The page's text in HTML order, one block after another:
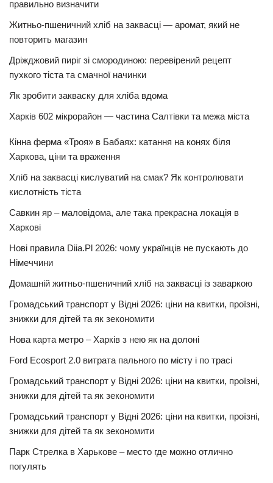
правильно визначити
Житньо-пшеничний хліб на заквасці — аромат, який не
повторить магазин
Дріжджовий пиріг зі смородиною: перевірений рецепт
пухкого тіста та смачної начинки
Як зробити закваску для хліба вдома
Харків 602 мікрорайон — частина Салтівки та межа міста
Кінна ферма «Троя» в Бабаях: катання на конях біля
Харкова, ціни та враження
Хліб на заквасці кислуватий на смак? Як контролювати
кислотність тіста
Савкин яр – маловідома, але така прекрасна локація в
Харкові
Нові правила Diia.Pl 2026: чому українців не пускають до
Німеччини
Домашній житньо-пшеничний хліб на заквасці із заваркою
Громадський транспорт у Відні 2026: ціни на квитки, проїзні,
знижки для дітей та як зекономити
Нова карта метро – Харків з нею як на долоні
Ford Ecosport 2.0 витрата пального по місту і по трасі
Громадський транспорт у Відні 2026: ціни на квитки, проїзні,
знижки для дітей та як зекономити
Громадський транспорт у Відні 2026: ціни на квитки, проїзні,
знижки для дітей та як зекономити
Парк Стрелка в Харькове – место где можно отлично
погулять